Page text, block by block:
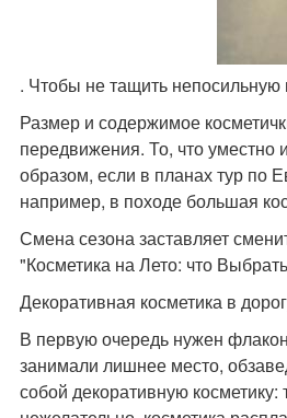
. Чтобы не тащить непосильную
Размер и содержимое
передвижения. То, что уместно
образом, если в планах тур по
например, в походе большая
Смена сезона заставляет
"Косметика на Лето: что
Декоративная косметика в
В первую очередь нужен
занимали лишнее место,
собой декоративную